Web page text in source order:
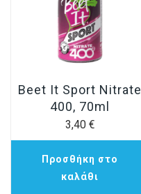
Beet It Sport Nitrate
400, 70ml
3,40 €
Προσθήκη στο
καλάθι